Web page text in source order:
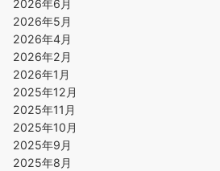
2026年6月
2026年5月
2026年4月
2026年2月
2026年1月
2025年12月
2025年11月
2025年10月
2025年9月
2025年8月